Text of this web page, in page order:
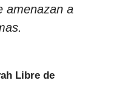
amenazan a
Libre de